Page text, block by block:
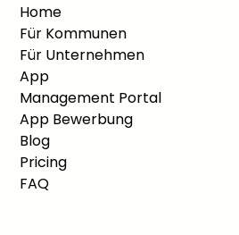
Home
Für Kommunen
Für Unternehmen
App
Management Portal
App Bewerbung
Blog
Pricing
FAQ